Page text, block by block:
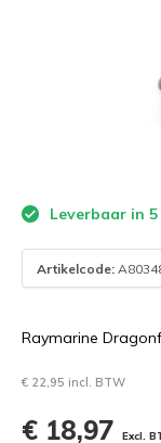
Leverbaar in
Artikelcode:
Raymarine
€ 22,95 incl. BTW
€ 18,97 Excl.